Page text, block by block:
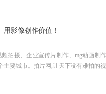
用影像创作价值！
频拍摄、企业宣传片制作、mg动画制
主要城市。拍片网,让天下没有难拍的